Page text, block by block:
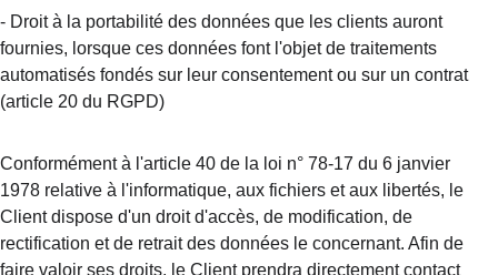
- Droit à la portabilité des données que les clients auront
fournies, lorsque ces données font l'objet de traitements
automatisés fondés sur leur consentement ou sur un contrat
(article 20 du RGPD)
Conformément à l'article 40 de la loi n° 78-17 du 6 janvier
1978 relative à l'informatique, aux fichiers et aux libertés, le
Client dispose d'un droit d'accès, de modification, de
rectification et de retrait des données le concernant. Afin de
faire valoir ses droits, le Client prendra directement contact